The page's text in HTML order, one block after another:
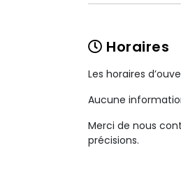
Horaires
Les horaires
Aucune
Merci de nous
précisions.